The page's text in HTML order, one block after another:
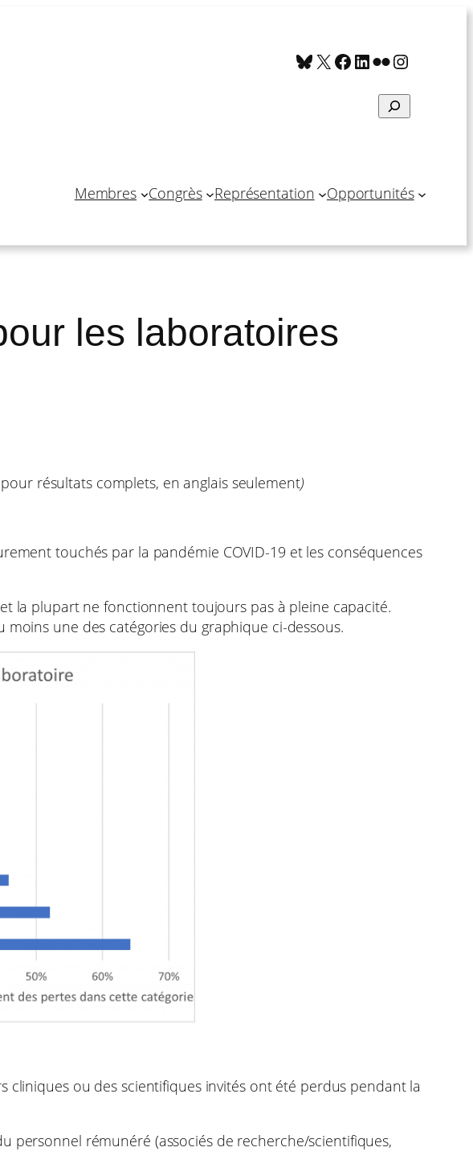
Bluesky
X Facebook
LinkedIn
Flickr
Search
Membres Congrès Représentation Opportunités
les laboratoires
résultats complets, en anglais seulement)
touchés par la pandémie COVID-19 et les conséquences
la plupart ne fonctionnent toujours pas à pleine capacité.
une des catégories du graphique ci-dessous.
ou des scientifiques invités ont été perdus pendant la
personnel rémunéré (associés de recherche/scientifiques,